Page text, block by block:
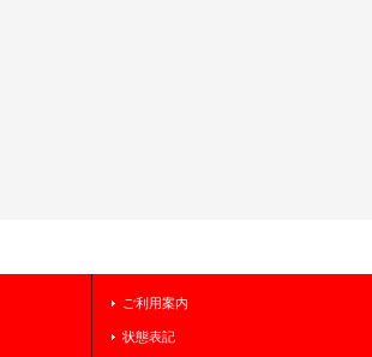
ご利用案内
状態表記